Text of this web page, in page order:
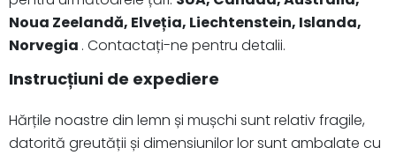
Noua Zeelandă, Elveția, Liechtenstein, Islanda,
Norvegia . Contactați-ne pentru detalii.
Instrucțiuni de expediere
Hărțile noastre din lemn și mușchi sunt relativ fragile,
datorită greutății și dimensiunilor lor sunt ambalate cu